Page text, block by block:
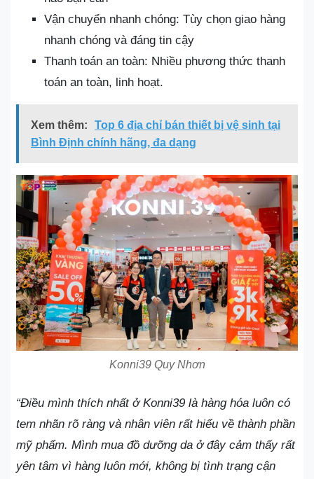
Vận chuyển nhanh chóng: Tùy chọn giao hàng
nhanh chóng và đáng tin cậy
Thanh toán an toàn: Nhiều phương thức thanh
toán an toàn, linh hoạt.
Xem thêm:
Top 6 địa chỉ bán thiết bị vệ sinh tại
Bình Định chính hãng, đa dạng
Konni39 Quy Nhơn
“Điều mình thích nhất ở Konni39 là hàng hóa luôn có
tem nhãn rõ ràng và nhân viên rất hiểu về thành phần
mỹ phẩm. Mình mua đồ dưỡng da ở đây cảm thấy rất
yên tâm vì hàng luôn mới, không bị tình trạng cận